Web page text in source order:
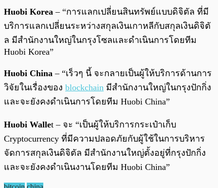
Huobi Korea – “การแลกเปลี่ยนสินทรัพย์แบบดิจิตัล ที่มี
บริการแลกเปลี่ยนระหว่างสกุลเงินเกาหลีกับสกุลเงินดิจิตั
ล มีสำนักงานใหญ่ในกรุงโซลและดำเนินการโดยทีม
Huobi Korea”
Huobi China – “เร็วๆ นี้ จะกลายเป็นผู้ให้บริการด้านการ
วิจัยในเรื่องของ blockchain มีสำนักงานใหญ่ในกรุงปักกิ่ง
และจะยังคงดำเนินการโดยทีม Huobi China”
Huobi Wallet – จะ “เป็นผู้ให้บริการกระเป๋าเก็บ
Cryptocurrency ที่มีความปลอดภัยกับผู้ใช้ในการบริหาร
จัดการสกุลเงินดิจิตัล มีสำนักงานใหญ่ตั้งอยู่ที่กรุงปักกิ่ง
และจะยังคงดำเนินงานโดยทีม Huobi China”